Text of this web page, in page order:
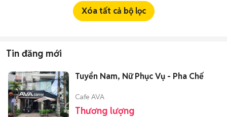
Xóa tất cả bộ lọc
Tin đăng mới
Tuyển Nam, Nữ Phục Vụ - Pha Chế
Cafe AVA
Thương lượng